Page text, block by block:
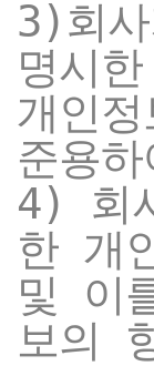
3)회
명시
개인
준용
4) 회
한 개
및 이
보의